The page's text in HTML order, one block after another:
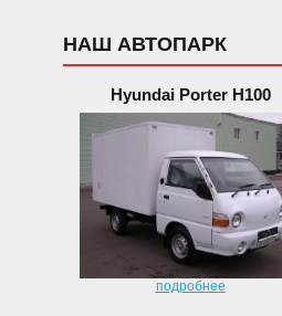
НАШ АВТОПАРК
Hyundai Porter H100
подробнее